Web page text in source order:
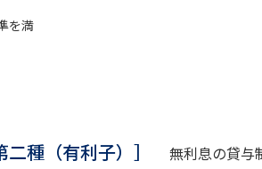
大学入学共通テスト「受験案内」の請求
を満
二種（有利子）］
無利息の貸与